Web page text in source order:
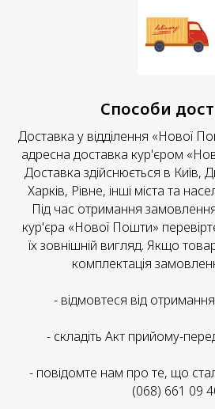
Способи
Доставка у відділення «Нової
адресна доставка кур'єром
Доставка здійснюється в Київ,
Харків, Рівне, інші міста та
Під час отримання замовлення
кур'єра «Нової Пошти»
їх зовнішній вигляд. Якщо
комплектація
- відмовтеся від
- складіть Акт прийому-
- повідомте нам про те, що
(068) 661 09